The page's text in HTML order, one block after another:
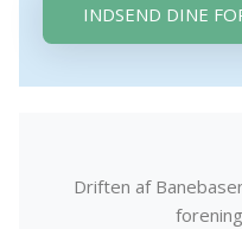
INDSEND DINE
Driften af